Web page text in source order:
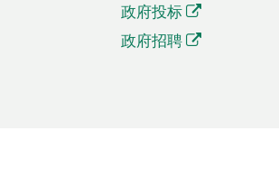
政府投标
政府招聘